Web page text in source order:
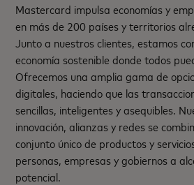
Mastercard impulsa economías y
en más de 200 países y territorios
Junto a nuestros clientes, estamos
economía sostenible donde todos
Ofrecemos una amplia gama de
digitales, haciendo que las
sencillas, inteligentes y asequibles.
innovación, alianzas y redes se
conjunto único de productos y
personas, empresas y gobiernos a
potencial.